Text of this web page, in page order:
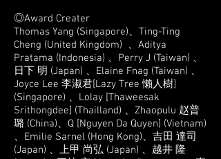
◎Award Creater
Thomas Yang (Singapore)、Ting-Ting
Cheng (United Kingdom) 、Aditya
Pratama (Indonesia) 、Perry J (Taiwan) 、
日下 明 (Japan) 、Elaine Fnag (Taiwan) 、
Joyce Lee 李淑君[Lazy Tree 懶人樹]
(Singapore) 、Lolay [Thaweesak
Srithongdee] (Thailland) 、Zhaopulu 赵普
璐 (China)、Q [Nguyen Da Quyen] (Vietnam)
、Emilie Sarnel (Hong Kong)、吉田 達司
(Japan) 、上甲 尚弘 (Japan) 、越井 隆